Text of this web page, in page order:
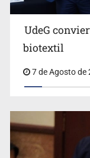
Cae en Zapopan
UdeG
biotextil
7 de Agosto de